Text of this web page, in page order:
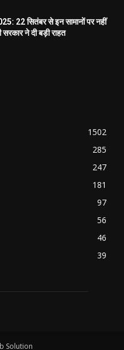
22 सितंबर से इन सामानों पर नहीं
सरकार ने दी बड़ी राहत
1502
285
247
181
97
56
46
39
Solution